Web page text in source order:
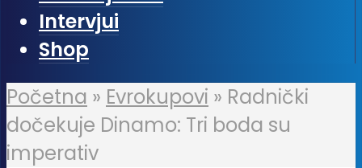
Intervjui
Shop
Početna » Evrokupovi » Radnički
dočekuje Dinamo: Tri boda su
imperativ